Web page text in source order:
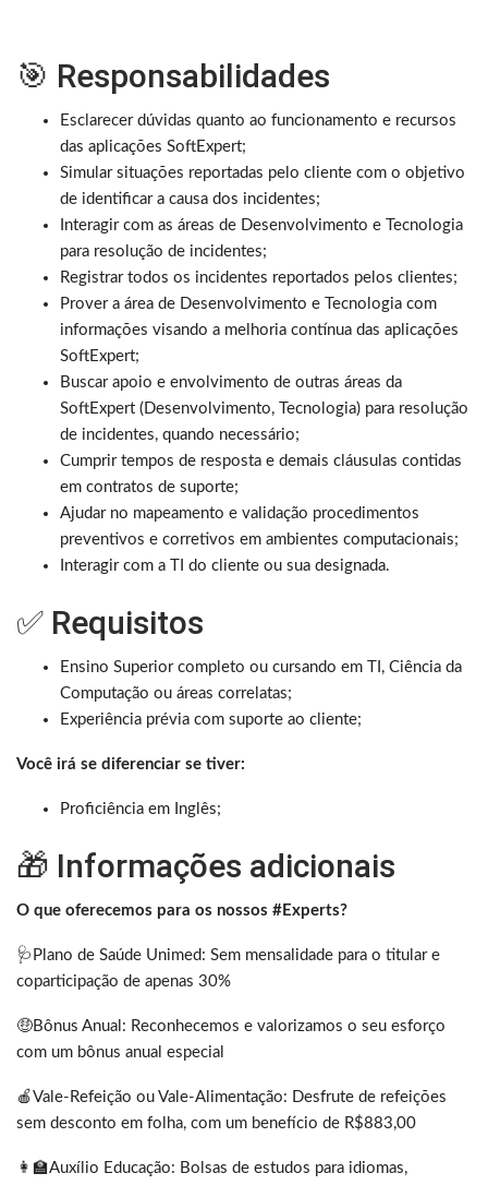
🎯 Responsabilidades
Esclarecer dúvidas quanto ao funcionamento e recursos
das aplicações SoftExpert;
Simular situações reportadas pelo cliente com o objetivo
de identificar a causa dos incidentes;
Interagir com as áreas de Desenvolvimento e Tecnologia
para resolução de incidentes;
Registrar todos os incidentes reportados pelos clientes;
Prover a área de Desenvolvimento e Tecnologia com
informações visando a melhoria contínua das aplicações
SoftExpert;
Buscar apoio e envolvimento de outras áreas da
SoftExpert (Desenvolvimento, Tecnologia) para resolução
de incidentes, quando necessário;
Cumprir tempos de resposta e demais cláusulas contidas
em contratos de suporte;
Ajudar no mapeamento e validação procedimentos
preventivos e corretivos em ambientes computacionais;
Interagir com a TI do cliente ou sua designada.
✅ Requisitos
Ensino Superior completo ou cursando em TI, Ciência da
Computação ou áreas correlatas;
Experiência prévia com suporte ao cliente;
Você irá se diferenciar se tiver:
Proficiência em Inglês;
🎁 Informações adicionais
O que oferecemos para os nossos #Experts?
🩺Plano de Saúde Unimed: Sem mensalidade para o titular e
coparticipação de apenas 30%
🤑Bônus Anual: Reconhecemos e valorizamos o seu esforço
com um bônus anual especial
🍎Vale-Refeição ou Vale-Alimentação: Desfrute de refeições
sem desconto em folha, com um benefício de R$883,00
👩‍🏫Auxílio Educação: Bolsas de estudos para idiomas,